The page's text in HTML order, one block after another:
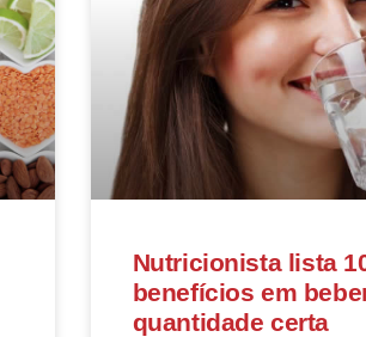
Nutricionista lista
benefícios em
quantidade certa